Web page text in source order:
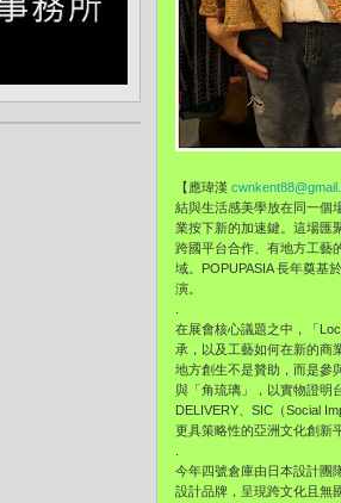
【應瑋漢
結與生活感美學放在同一個
業按下新的加速鍵。這場匯
跨國平台合作、有地方工藝
域。POPUPASIA 長年奠基
演。
在展會核心議題之中，「
承，以及工藝如何在新的商
地方創生不是贊助，而是參
與「角琉璃」，以實物證明
DELIVERY、SIC（Social
更具策略性的亞洲文化創新
今年四號倉庫由日本設計團
設計品牌，呈現跨文化且無